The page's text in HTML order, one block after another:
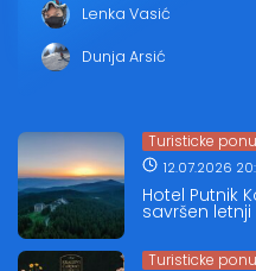
Lenka Vasić
Dunja Arsić
Turisticke
12.07.2026
Hotel Putnik
savršen
Turisticke